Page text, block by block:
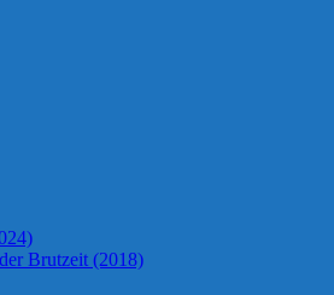
Brutzeit (2018)